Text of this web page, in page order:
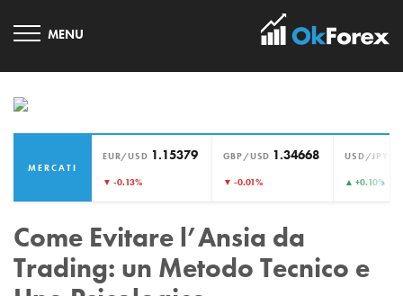
MERCATI
EUR/USD 1.15379
▼ -0.13%
GBP/USD 1.34668
▼ -0.01%
USD/JPY
▲ +0.10%›
Come Evitare l’Ansia da
Trading: un Metodo Tecnico e